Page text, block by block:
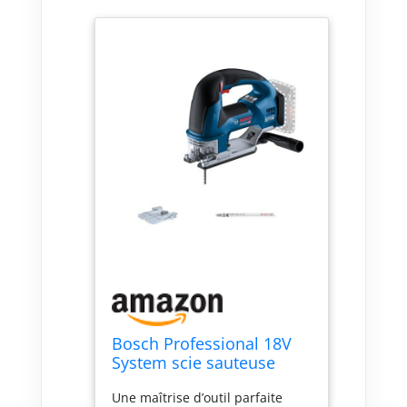
Bosch Professional 18V
System scie sauteuse
(avec poignée étrier,
Une maîtrise d’outil parfaite